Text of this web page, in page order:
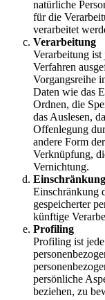
natürliche
für die
verarbeitet
Verarbeitung
Verarbeitung
Verfahren
Vorgangsreihe
Daten wie das
Ordnen, die
das Auslesen,
Offenlegung
andere Form
Verknüpfung,
Vernichtung.
Einschränkung
gespeicherter
künftige
Profiling
Profiling ist
persönliche
beziehen, zu